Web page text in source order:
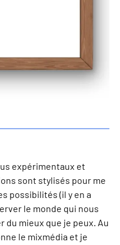
expérimentaux et
sont stylisés pour me
possibilités (il y en a
le monde qui nous
du mieux que je peux. Au
le mixmédia et je